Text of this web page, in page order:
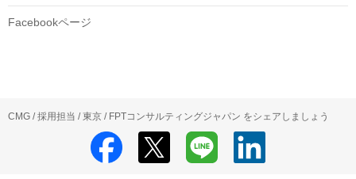
Facebookページ
CMG / 採用担当 / 東京 / FPTコンサルティングジャパン をシェアしましょう